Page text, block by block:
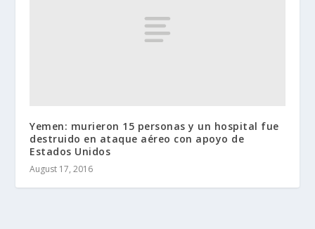
Yemen: murieron 15 personas y un hospital fue
destruido en ataque aéreo con apoyo de
Estados Unidos
August 17, 2016